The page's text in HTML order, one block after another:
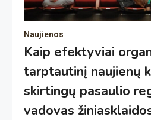
Naujienos
Kaip efektyviai
tarptautinį naujienų
skirtingų pasaulio
vadovas